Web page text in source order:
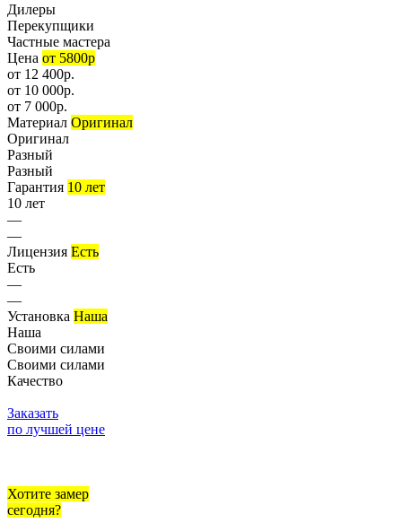
Дилеры
Перекупщики
Частные мастера
Цена от 5800р
от 12 400р.
от 10 000р.
от 7 000р.
Материал Оригинал
Оригинал
Разный
Разный
Гарантия 10 лет
10 лет
—
—
Лицензия Есть
Есть
—
—
Установка Наша
Наша
Своими силами
Своими силами
Качество
Заказать
по лучшей цене
Хотите замер
сегодня?